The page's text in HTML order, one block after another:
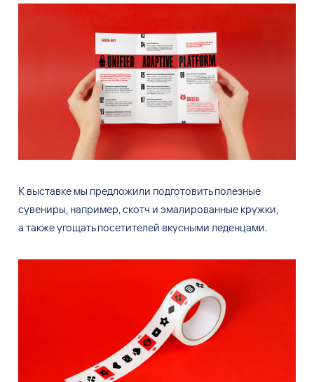
К выставке мы предложили подготовить полезные
сувениры, например, скотч и эмалированные кружки,
а также угощать посетителей вкусными леденцами.